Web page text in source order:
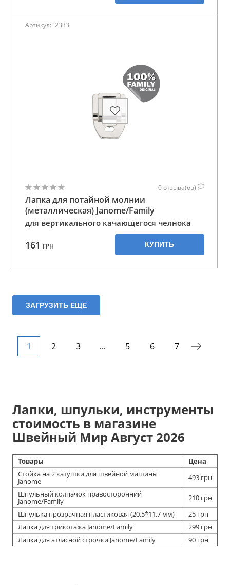
Артикул: 2333
0отзыва(ов)
Лапка для потайной молнии
(металлическая) Janome/Family
для вертикального качающегося челнока
161 ГРН КУПИТЬ
ЗАГРУЗИТЬ ЕЩЕ
1 2 3 ... 5 6 7
Лапки, шпульки, инструменты
стоимость в магазине
Швейный Мир Август 2026
Товары
Цена
Стойка на 2 катушки для швейной машины
Janome
493 грн
Шпульный колпачок правосторонний
Janome/Family
210 грн
Шпулька прозрачная пластиковая (20,5*11,7 мм)
25 грн
Лапка для трикотажа Janome/Family
299 грн
Лапка для атласной строчки Janome/Family
90 грн